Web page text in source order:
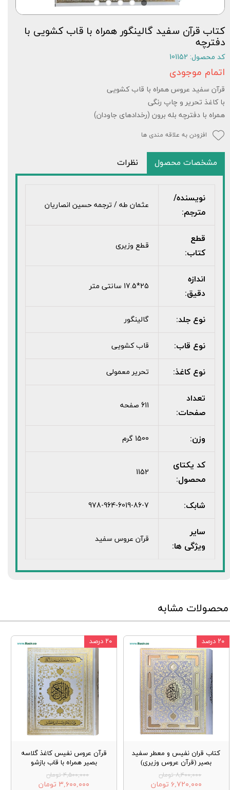
کتاب قرآن سفید گالینگور همراه با قاب کشویی با
دفترچه
کد محصول: 101152
اتمام موجودی
قرآن سفید عروس همراه با قاب کشویی
با کاغذ تحریر و چاپ رنگی
همراه با دفترچه بله برون (رخدادهای جاودان)
افزودن به علاقه مندی ها
مشخصات محصول نظرات
نویسنده/
مترجم:
عثمان طه / ترجمه حسین انصاریان
قطع
کتاب:
قطع وزیری
اندازه
دقیق:
25*17.5 سانتی متر
نوع جلد: گالینگور
نوع قاب: قاب کشویی
نوع کاغذ: تحریر معمولی
تعداد
صفحات:
611 صفحه
وزن: 1500 گرم
کد یکتای
محصول:
1152
شابک: 978-964-6019-86-7
سایر
ویژگی ها:
قرآن عروس سفید
محصولات مشابه
کتاب قران نفیس و معطر سفید
بصیر (قرآن عروس وزیری)
۸,۴۰۰,۰۰۰ تومان
۶,۷۲۰,۰۰۰ تومان
۲۰ درصد
قرآن عروس نفیس کاغذ گلاسه
بصیر همراه با قاب بازشو
۴,۵۰۰,۰۰۰ تومان
۳,۶۰۰,۰۰۰ تومان
۲۰ درصد